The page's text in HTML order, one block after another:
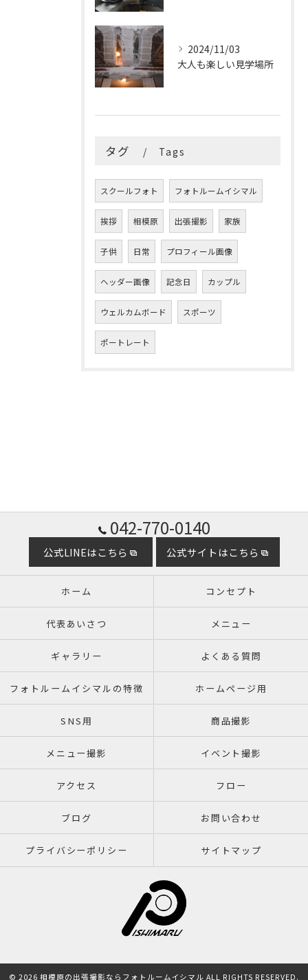
2024/11/03
大人も楽しい見学場所
タグ Tags
スクールフォト フォトルームイシマル
挨拶 相模原 出張撮影 家族
子供 日常 プロフィール画像
ヘッダー画像 記念日 カップル
ウェルカムボード スポーツ
ポートレート
042-770-0140
公式LINEはこちら 公式サイトはこちら
ホーム コンセプト
代表あいさつ メニュー
ギャラリー よくある質問
フォトルームイシマルの特徴 ホームページ用
SNS用 商品撮影
メニュー撮影 イベント撮影
アクセス フロー
ブログ お問い合わせ
プライバシーポリシー サイトマップ
© 2026 相模原の出張撮影ならフォトルームイシマル ALL RIGHTS RESERVED.